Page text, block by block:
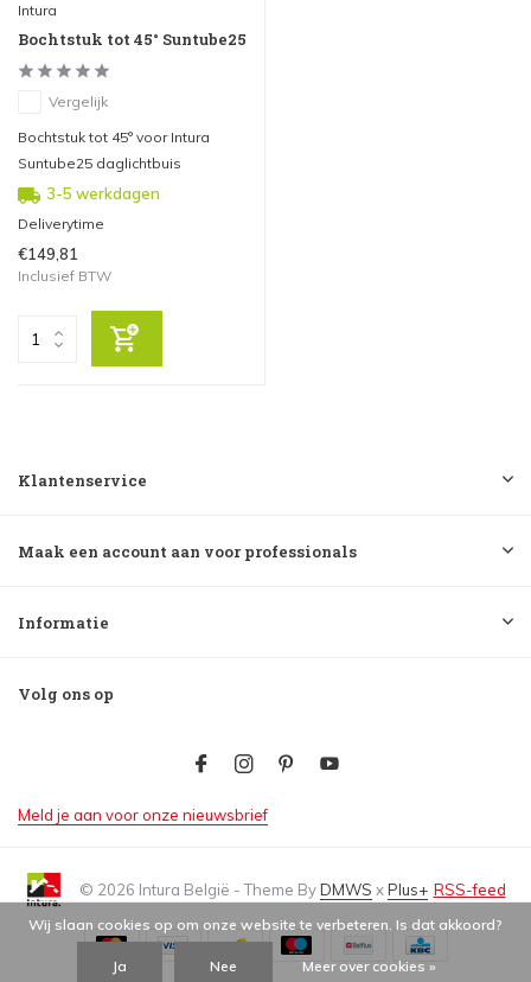
Intura
Bochtstuk tot 45° Suntube25
Vergelijk
Bochtstuk tot 45° voor Intura
Suntube25 daglichtbuis
3-5 werkdagen
Deliverytime
€149,81
Inclusief BTW
Klantenservice
Maak een account aan voor professionals
Informatie
Volg ons op
Meld je aan voor onze nieuwsbrief
© 2026 Intura België - Theme ByDMWS xPlus+ RSS-feed
Wij slaan cookies op om onze website te verbeteren. Is dat akkoord?
Ja Nee Meer over cookies »